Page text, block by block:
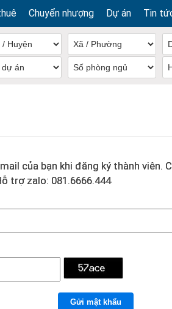
Chuyển nhượng Dự án Tin
của bạn khi đăng ký thành viên.
trợ zalo: 081.6666.444